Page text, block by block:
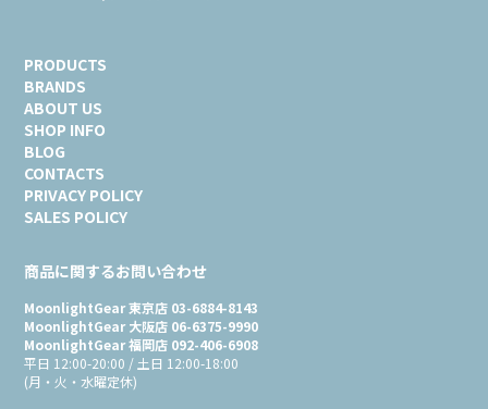
PRODUCTS
BRANDS
ABOUT US
SHOP INFO
BLOG
CONTACTS
PRIVACY POLICY
SALES POLICY
商品に関するお問い合わせ
MoonlightGear 東京店 03-6884-8143
MoonlightGear 大阪店 06-6375-9990
MoonlightGear 福岡店 092-406-6908
平日 12:00-20:00 / 土日 12:00-18:00
(月・火・水曜定休)